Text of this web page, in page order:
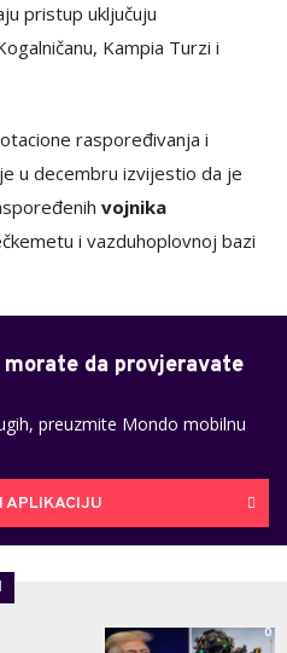
pristup uključuju
Kampia Turzi i
raspoređivanja i
u decembru izvijestio da je
vojnika
i vazduhoplovnoj bazi
da provjeravate
preuzmite Mondo mobilnu
APLIKACIJU
0